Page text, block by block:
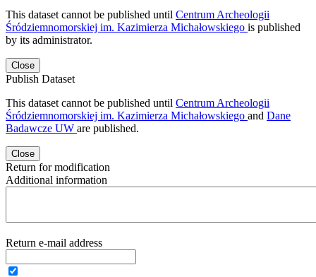
This dataset cannot be published until Centrum Archeologii
Śródziemnomorskiej im. Kazimierza Michałowskiego is published
by its administrator.
Close
Publish Dataset
This dataset cannot be published until Centrum Archeologii
Śródziemnomorskiej im. Kazimierza Michałowskiego and Dane
Badawcze UW are published.
Close
Return for modification
Additional information
Return e-mail address